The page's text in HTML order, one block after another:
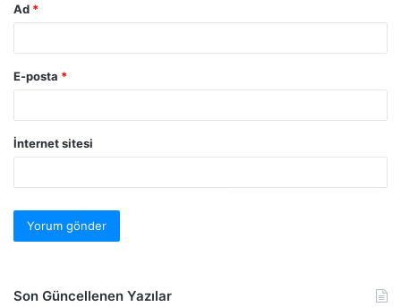
Ad *
E-posta *
İnternet sitesi
Son Güncellenen Yazılar